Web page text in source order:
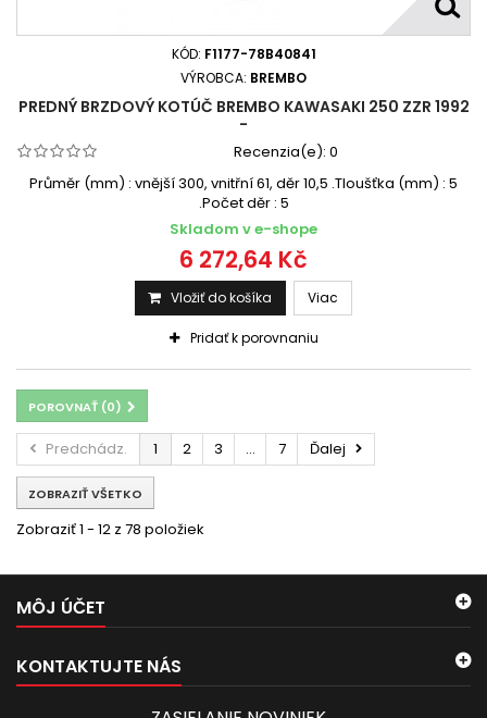
KÓD: F1177-78B40841
VÝROBCA: BREMBO
PREDNÝ BRZDOVÝ KOTÚČ BREMBO KAWASAKI 250 ZZR 1992
-
Recenzia(e): 0
Průměr (mm) : vnější 300, vnitřní 61, děr 10,5 .Tloušťka (mm) : 5
.Počet děr : 5
Skladom v e-shope
6 272,64 Kč
Vložiť do košíka Viac
Pridať k porovnaniu
POROVNAŤ (0)
Predchádz. 1 2 3 ... 7 Ďalej
ZOBRAZIŤ VŠETKO
Zobraziť 1 - 12 z 78 položiek
MÔJ ÚČET
KONTAKTUJTE NÁS